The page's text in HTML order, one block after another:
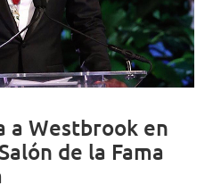
a Westbrook en
de la Fama